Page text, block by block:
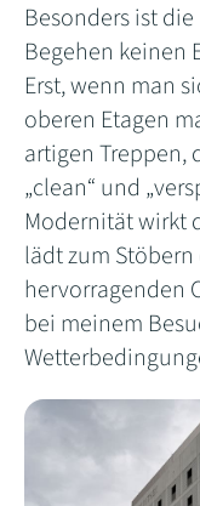
Besonders ist
Begehen keinen
Erst, wenn man
oberen Etagen
artigen Treppen,
„clean“ und
Modernität wirkt
lädt zum
hervorragenden
bei meinem